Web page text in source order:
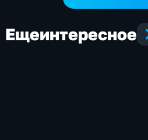
Ещеинтересное